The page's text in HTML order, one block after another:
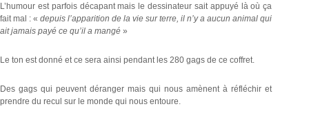
L’humour est parfois décapant mais le dessinateur sait appuyé là où ça
fait mal : «depuis l’apparition de la vie sur terre, il n’y a aucun animal qui
ait jamais payé ce qu’il a mangé »
Le ton est donné et ce sera ainsi pendant les 280 gags de ce coffret.
Des gags qui peuvent déranger mais qui nous amènent à réfléchir et
prendre du recul sur le monde qui nous entoure.